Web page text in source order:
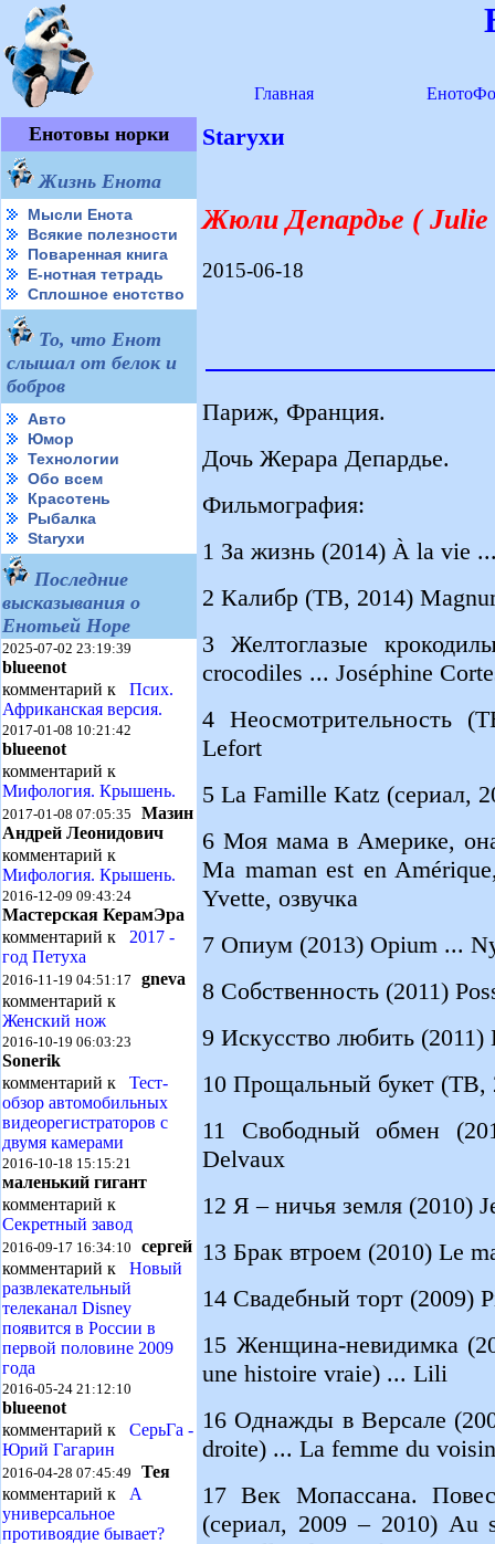
Главная
Енотовы норки
Жизнь Енота
Мысли Енота
Всякие полезности
Поваренная книга
Е-нотная тетрадь
Сплошное енотство
То, что Енот
слышал от белок и
бобров
Авто
Юмор
Технологии
Обо всем
Красотень
Рыбалка
Starухи
Последние
высказывания о
Енотьей Норе
2025-07-02 23:19:39
blueenot
комментарий к Псих.
Африканская версия.
2017-01-08 10:21:42
blueenot
комментарий к
Мифология. Крышень.
2017-01-08 07:05:35 Мазин
Андрей Леонидович
комментарий к
Мифология. Крышень.
2016-12-09 09:43:24
Мастерская КерамЭра
комментарий к 2017 -
год Петуха
2016-11-19 04:51:17 gneva
комментарий к
Женский нож
2016-10-19 06:03:23
Sonerik
комментарий к Тест-
обзор автомобильных
видеорегистраторов с
двумя камерами
2016-10-18 15:15:21
маленький гигант
комментарий к
Секретный завод
2016-09-17 16:34:10 сергей
комментарий к Новый
развлекательный
телеканал Disney
появится в России в
первой половине 2009
года
2016-05-24 21:12:10
blueenot
комментарий к СерьГа -
Юрий Гагарин
2016-04-28 07:45:49 Тея
комментарий к А
универсальное
противоядие бывает?
Starухи
Жюли Депардье ( Julie
2015-06-18
Париж, Франция.
Дочь Жерара Депардье.
Фильмография:
1 За жизнь (2014) À la vie
2 Калибр (ТВ, 2014)
3 Желтоглазые
crocodiles ... Joséphine
4 Неосмотрительность
Lefort
5 La Famille Katz (сериал,
6 Моя мама в Америке,
Ma maman est en
Yvette, озвучка
7 Опиум (2013) Opium ...
8 Собственность (2011)
9 Искусство любить
10 Прощальный букет (ТВ,
11 Свободный обмен
Delvaux
12 Я – ничья земля (2010)
13 Брак втроем (2010) Le
14 Свадебный торт (2009)
15 Женщина-невидимка
une histoire vraie) ... Lili
16 Однажды в Версале
droite) ... La femme du
17 Век Мопассана.
(сериал, 2009 – 2010) Au